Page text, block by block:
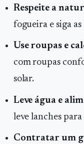
Respeite a
fogueira e siga
Use roupas e
com roupas
solar.
Leve água e
leve lanches
Contratar um